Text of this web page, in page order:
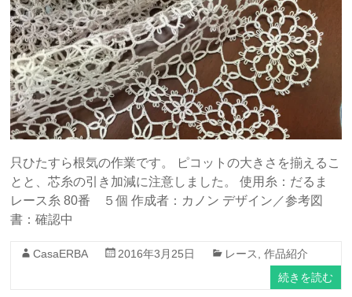
只ひたすら根気の作業です。 ピコットの大きさを揃えるこ
とと、芯糸の引き加減に注意しました。 使用糸：だるま
レース糸 80番 ５個 作成者：カノン デザイン／参考図
書：確認中
CasaERBA 2016年3月25日 レース ,作品紹介
続きを読む